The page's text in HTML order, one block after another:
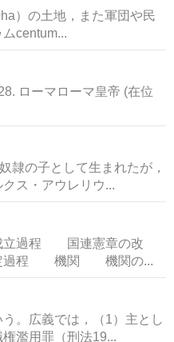
）の土地，また軍団や民
centum...
ローマローマ皇帝 (在位
隷の子として生まれたが，
ス・アウレリウ...
過程 国連憲章の改
過程 機関 機関の...
。広義では，（1）主とし
濫用罪（刑法19...